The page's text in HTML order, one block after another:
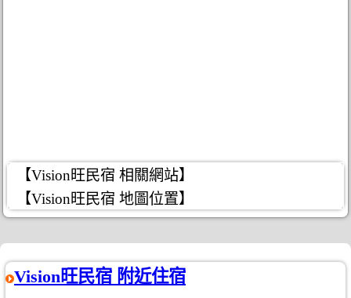
【Vision旺民宿 相關網站】
【Vision旺民宿 地圖位置】
Vision旺民宿 附近住宿